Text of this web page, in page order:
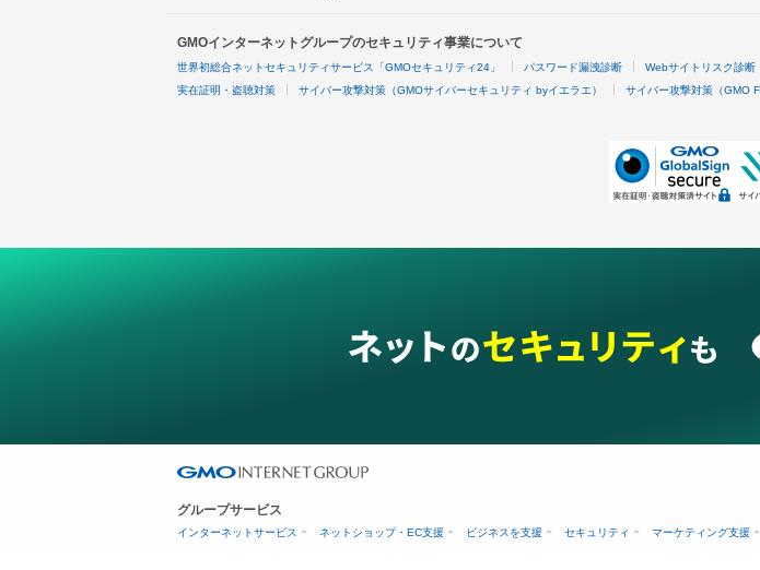
GMOインターネットグループのセキュリティ事業について
世界初総合ネットセキュリティサービス「GMOセキュリティ24」 パスワード漏洩診断 Webサイトリスク診断
実在証明・盗聴対策 サイバー攻撃対策（GMOサイバーセキュリティ byイエラエ） サイバー攻撃対策（GMO
グループサービス
インターネットサービス ネットショップ・EC支援 ビジネスを支援 セキュリティ マーケティング支援